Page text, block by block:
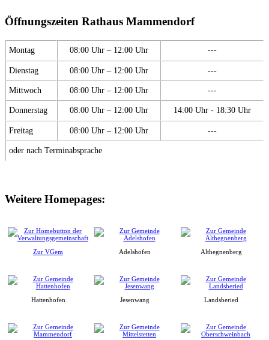
Öffnungszeiten Rathaus Mammendorf
Montag 08:00 Uhr – 12:00 Uhr ---
Dienstag 08:00 Uhr – 12:00 Uhr ---
Mittwoch 08:00 Uhr – 12:00 Uhr ---
Donnerstag 08:00 Uhr – 12:00 Uhr 14:00 Uhr - 18:30 Uhr
Freitag 08:00 Uhr – 12:00 Uhr ---
oder nach Terminabsprache
Weitere Homepages:
Zur VGem Adelshofen Althegnenberg
Hattenhofen Jesenwang Landsberied